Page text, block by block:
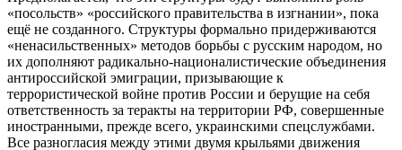
«посольств» «российского правительства в изгнании», пока
ещё не созданного. Структуры формально придерживаются
«ненасильственных» методов борьбы с русским народом, но
их дополняют радикально-националистические объединения
антироссийской эмиграции, призывающие к
террористической войне против России и берущие на себя
ответственность за теракты на территории РФ, совершенные
иностранными, прежде всего, украинскими спецслужбами.
Все разногласия между этими двумя крыльями движения